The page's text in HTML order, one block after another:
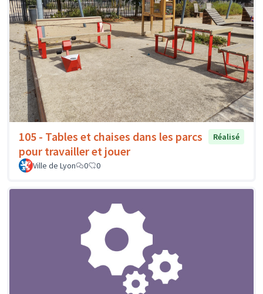
105 - Tables et chaises dans les parcs
pour travailler et jouer
Réalisé
Ville de Lyon 0 0